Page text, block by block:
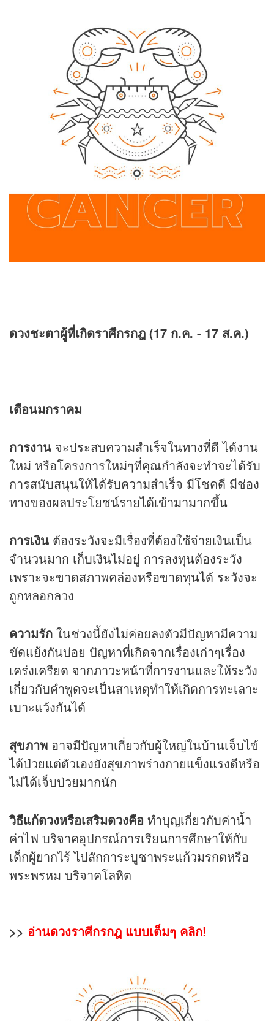
ดวงชะตาผู้ที่เกิดราศีกรกฎ (17 ก.ค. - 17 ส.ค.)
เดือนมกราคม
การงาน จะประสบความสำเร็จในทางที่ดี ได้งาน
ใหม่ หรือโครงการใหม่ๆที่คุณกำลังจะทำจะได้รับ
การสนับสนุนให้ได้รับความสำเร็จ มีโชคดี มีช่อง
ทางของผลประโยชน์รายได้เข้ามามากขึ้น
การเงิน ต้องระวังจะมีเรื่องที่ต้องใช้จ่ายเงินเป็น
จำนวนมาก เก็บเงินไม่อยู่ การลงทุนต้องระวัง
เพราะจะขาดสภาพคล่องหรือขาดทุนได้ ระวังจะ
ถูกหลอกลวง
ความรัก ในช่วงนี้ยังไม่ค่อยลงตัวมีปัญหามีความ
ขัดแย้งกันบ่อย ปัญหาที่เกิดจากเรื่องเก่าๆเรื่อง
เคร่งเครียด จากภาวะหน้าที่การงานและให้ระวัง
เกี่ยวกับคำพูดจะเป็นสาเหตุทำให้เกิดการทะเลาะ
เบาะแว้งกันได้
สุขภาพ อาจมีปัญหาเกี่ยวกับผู้ใหญ่ในบ้านเจ็บไข้
ได้ป่วยแต่ตัวเองยังสุขภาพร่างกายแข็งแรงดีหรือ
ไม่ได้เจ็บป่วยมากนัก
วิธีแก้ดวงหรือเสริมดวงคือ ทำบุญเกี่ยวกับค่าน้ำ
ค่าไฟ บริจาคอุปกรณ์การเรียนการศึกษาให้กับ
เด็กผู้ยากไร้ ไปสักการะบูชาพระแก้วมรกตหรือ
พระพรหม บริจาคโลหิต
>> อ่านดวงราศีกรกฎ แบบเต็มๆ คลิก!